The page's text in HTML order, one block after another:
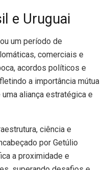
e Uruguai
um período de
comerciais e
acordos políticos e
a importância mútua
aliança estratégica e
ciência e
por Getúlio
a proximidade e